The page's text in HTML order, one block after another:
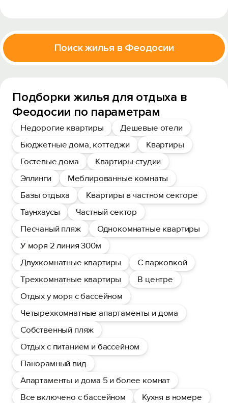
Поиск жилья в Феодосии
Подборки жилья для отдыха в
Феодосии по параметрам
Недорогие квартиры
Дешевые отели
Бюджетные дома, коттеджи
Квартиры
Гостевые дома
Квартиры-студии
Эллинги
Меблированные комнаты
Базы отдыха
Квартиры в частном секторе
Таунхаусы
Частный сектор
Песчаный пляж
Однокомнатные квартиры
У моря 2 линия 300м
Двухкомнатные квартиры
С парковкой
Трехкомнатные квартиры
В центре
Отдых у моря с бассейном
Четырехкомнатные апартаменты и дома
Собственный пляж
Отдых с питанием и бассейном
Панорамный вид
Апартаменты и дома 5 и более комнат
Все включено с бассейном
Кухня в номере